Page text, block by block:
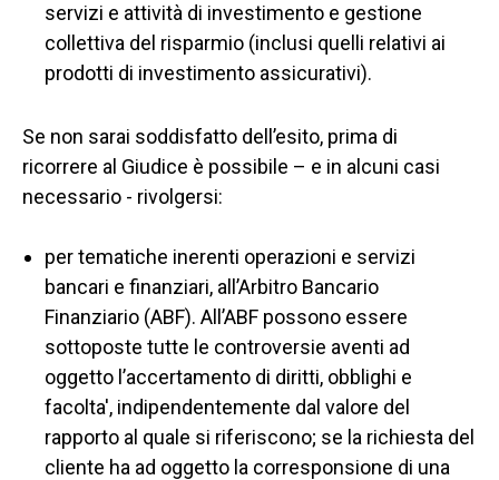
servizi e attività di investimento e gestione
collettiva del risparmio (inclusi quelli relativi ai
prodotti di investimento assicurativi).
Se non sarai soddisfatto dell’esito, prima di
ricorrere al Giudice è possibile – e in alcuni casi
necessario - rivolgersi:
per tematiche inerenti operazioni e servizi
bancari e finanziari, all’Arbitro Bancario
Finanziario (ABF). All’ABF possono essere
sottoposte tutte le controversie aventi ad
oggetto l’accertamento di diritti, obblighi e
facolta', indipendentemente dal valore del
rapporto al quale si riferiscono; se la richiesta del
cliente ha ad oggetto la corresponsione di una